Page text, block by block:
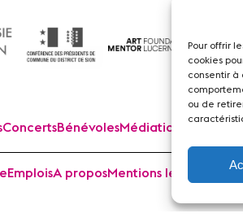
Pour offrir
cookies
consentir à
ou de
ConcertsBénévolesMédiation
EmploisA proposMentions légales